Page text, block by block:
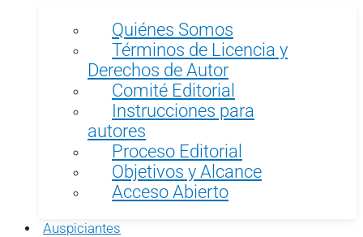
Quiénes Somos
Términos de Licencia y
Derechos de Autor
Comité Editorial
Instrucciones para
autores
Proceso Editorial
Objetivos y Alcance
Acceso Abierto
Auspiciantes